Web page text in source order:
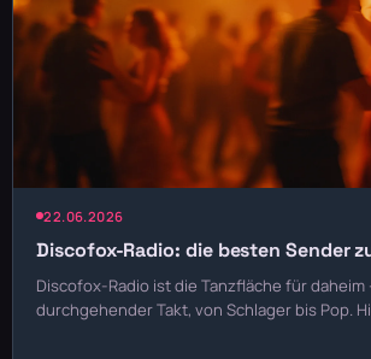
22.06.2026
Discofox-Radio: die besten Sender
Discofox-Radio ist die Tanzfläche für daheim
durchgehender Takt, von Schlager bis Pop.